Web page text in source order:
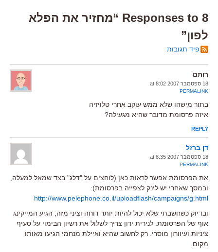
8 Responses to “מחזיר את הפלא
לפון”
פיד תגובות
רותם
18 ספטמבר 2007 at 8:02
PERMALINK
בתור מישהו שלא ממש עוקב אחרי טלויזיה
איזה פרסומת מדובר שהיא מגעילה?
REPLY
דן ברזל
18 ספטמבר 2007 at 8:35
PERMALINK
את הפרסומת אפשר לראות כאן (לוחצים על "דלג" בצד שמאל למעלה,
ובמסך שאחרי יש לינק לצפייה בפרסומת):
http://www.pelephone.co.il/uploadflash/campaigns/g.html
ובדיוק כשחשבתי שלא יכול להיות יותר דוחה וציני מזה, הגיע המייקינג
אוף של הפרסומת. לנירית ירון צריך לשלול את רשיון הבימוי על סעיף
ציניות ועיוורון מוסרי. רק לחשוב שהיא ואיילת מנחמי הגיעו מאותו
מקום.